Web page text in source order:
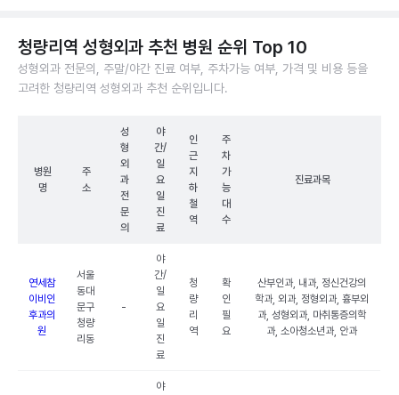
청량리역 성형외과 추천 병원 순위 Top 10
성형외과 전문의, 주말/야간 진료 여부, 주차가능 여부, 가격 및 비용 등을
고려한 청량리역 성형외과 추천 순위입니다.
병원
명
주
소
성
형
외
과
전
문
의
야
간/
일
요
일
진
료
인
근
지
하
철
역
주
차
가
능
대
수
진료과목
연세참
이비인
후과의
원
서울
동대
문구
청량
리동
-
야
간/
일
요
일
진
료
청
량
리
역
확
인
필
요
산부인과, 내과, 정신건강의
학과, 외과, 정형외과, 흉부외
과, 성형외과, 마취통증의학
과, 소아청소년과, 안과
야